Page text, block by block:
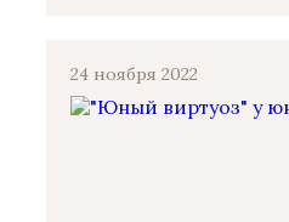
24 ноября 2022